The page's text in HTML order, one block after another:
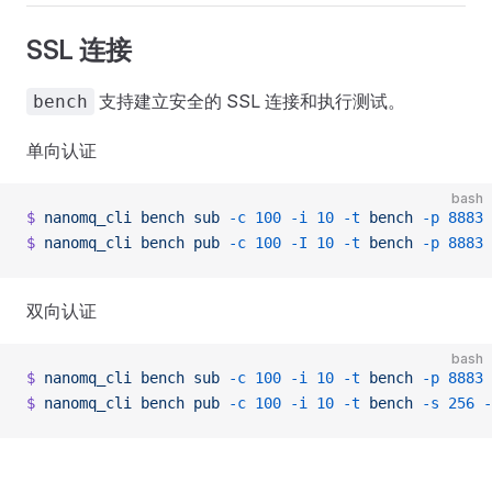
SSL 连接
bench 支持建立安全的 SSL 连接和执行测试。
单向认证
bash
$ nanomq_cli bench sub -c 100 -i 10 -t bench -p 8883
$ nanomq_cli bench pub -c 100 -I 10 -t bench -p 8883
双向认证
bash
$ nanomq_cli bench sub -c 100 -i 10 -t bench -p 8883
$ nanomq_cli bench pub -c 100 -i 10 -t bench -s 256